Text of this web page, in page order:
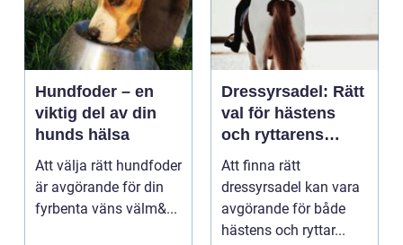
Hundfoder – en
viktig del av din
hunds hälsa
Att välja rätt hundfoder
är avgörande för din
fyrbenta väns välm&...
Dressyrsadel: Rätt
val för hästens
och ryttarens
perfekta balans
Att finna rätt
dressyrsadel kan vara
avgörande för både
hästens och ryttar...